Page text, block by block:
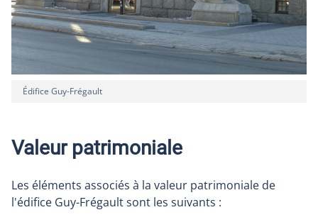
Édifice Guy-Frégault
Valeur patrimoniale
Les éléments associés à la valeur patrimoniale de
l'édifice Guy-Frégault sont les suivants :